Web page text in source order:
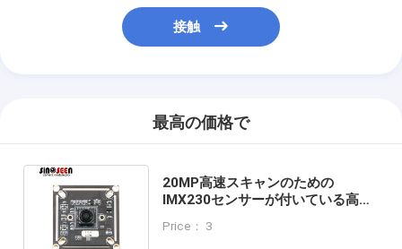
接触
最高の価格で
20MP高速スキャンのための
IMX230センサーが付いている高リ
ュール
Price： 3